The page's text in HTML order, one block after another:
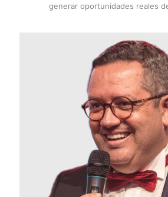
generar oportunidades reales